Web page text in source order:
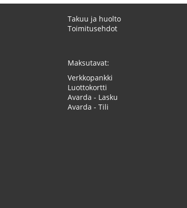
Takuu ja huolto
Toimitusehdot
Maksutavat:
Verkkopankki
Luottokortti
Avarda - Lasku
Avarda - Tili